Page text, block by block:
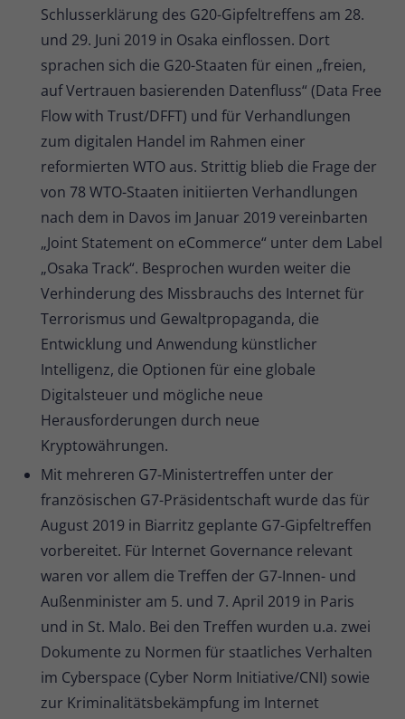
Schlusserklärung des G20-Gipfeltreffens am 28.
und 29. Juni 2019 in Osaka einflossen. Dort
sprachen sich die G20-Staaten für einen „freien,
auf Vertrauen basierenden Datenfluss“ (Data Free
Flow with Trust/DFFT) und für Verhandlungen
zum digitalen Handel im Rahmen einer
reformierten WTO aus. Strittig blieb die Frage der
von 78 WTO-Staaten initiierten Verhandlungen
nach dem in Davos im Januar 2019 vereinbarten
„Joint Statement on eCommerce“ unter dem Label
„Osaka Track“. Besprochen wurden weiter die
Verhinderung des Missbrauchs des Internet für
Terrorismus und Gewaltpropaganda, die
Entwicklung und Anwendung künstlicher
Intelligenz, die Optionen für eine globale
Digitalsteuer und mögliche neue
Herausforderungen durch neue
Kryptowährungen.
Mit mehreren G7-Ministertreffen unter der
französischen G7-Präsidentschaft wurde das für
August 2019 in Biarritz geplante G7-Gipfeltreffen
vorbereitet. Für Internet Governance relevant
waren vor allem die Treffen der G7-Innen- und
Außenminister am 5. und 7. April 2019 in Paris
und in St. Malo. Bei den Treffen wurden u.a. zwei
Dokumente zu Normen für staatliches Verhalten
im Cyberspace (Cyber Norm Initiative/CNI) sowie
zur Kriminalitätsbekämpfung im Internet